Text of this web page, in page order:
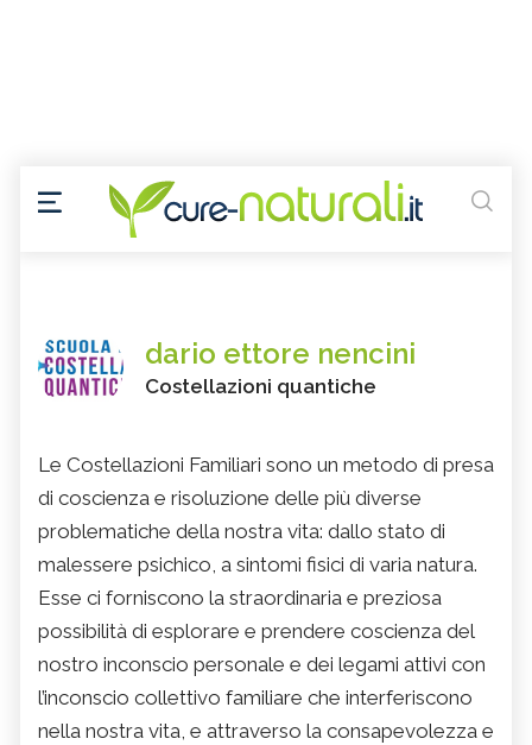
dario ettore nencini
Costellazioni quantiche
Le Costellazioni Familiari sono un metodo di presa
di coscienza e risoluzione delle più diverse
problematiche della nostra vita: dallo stato di
malessere psichico, a sintomi fisici di varia natura.
Esse ci forniscono la straordinaria e preziosa
possibilità di esplorare e prendere coscienza del
nostro inconscio personale e dei legami attivi con
l’inconscio collettivo familiare che interferiscono
nella nostra vita, e attraverso la consapevolezza e